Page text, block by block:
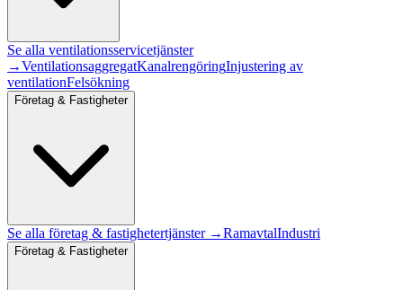
Se alla ventilationsservicetjänster
→VentilationsaggregatKanalrengöringInjustering av
ventilationFelsökning
Företag & Fastigheter
Se alla företag & fastighetertjänster →RamavtalIndustri
Företag & Fastigheter